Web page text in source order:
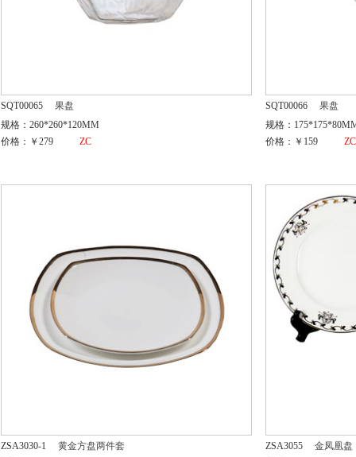
SQT00065
果盘
规格：260*260*120MM
价格：￥279
ZC
SQT00066
果盘
规格：
价格：￥159
ZC
ZSA3030-1
黄金方盘两件套
ZSA3055
金凤凰盘